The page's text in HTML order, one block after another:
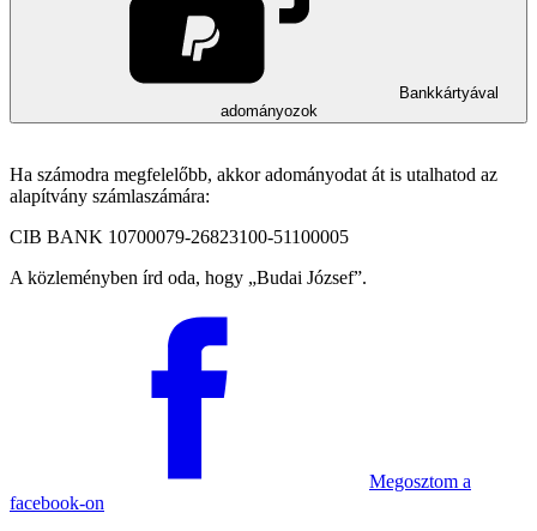
Bankkártyával
adományozok
Ha számodra megfelelőbb, akkor adományodat át is utalhatod az
alapítvány számlaszámára:
CIB BANK 10700079-26823100-51100005
A közleményben írd oda, hogy
Budai József .
Megosztom a
facebook-on